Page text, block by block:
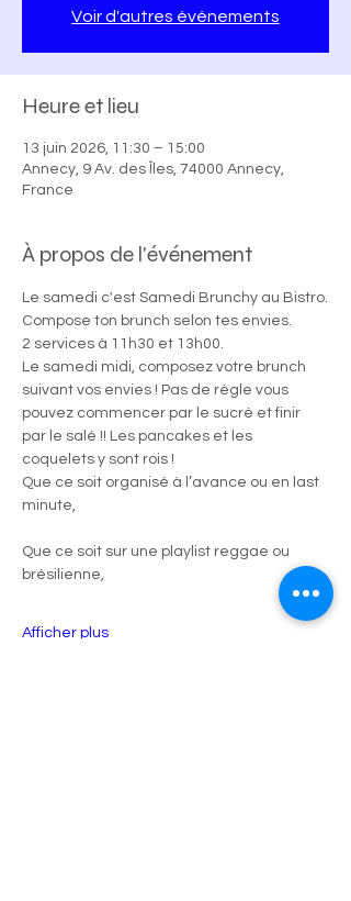
Voir d'autres événements
Heure et lieu
13 juin 2026, 11:30 – 15:00
Annecy, 9 Av. des Îles, 74000 Annecy,
France
À propos de l'événement
Le samedi c'est Samedi Brunchy au Bistro.
Compose ton brunch selon tes envies.
2 services à 11h30 et 13h00.
Le samedi midi, composez votre brunch
suivant vos envies ! Pas de règle vous
pouvez commencer par le sucré et finir
par le salé !! Les pancakes et les
coquelets y sont rois !
Que ce soit organisé à l’avance ou en last
minute,
Que ce soit sur une playlist reggae ou
brésilienne,
Afficher plus